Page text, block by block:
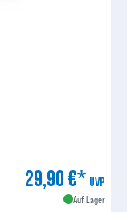
29,90 €* UVP
Auf Lager